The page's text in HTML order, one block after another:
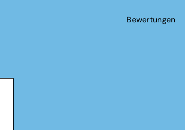
Bewertungen